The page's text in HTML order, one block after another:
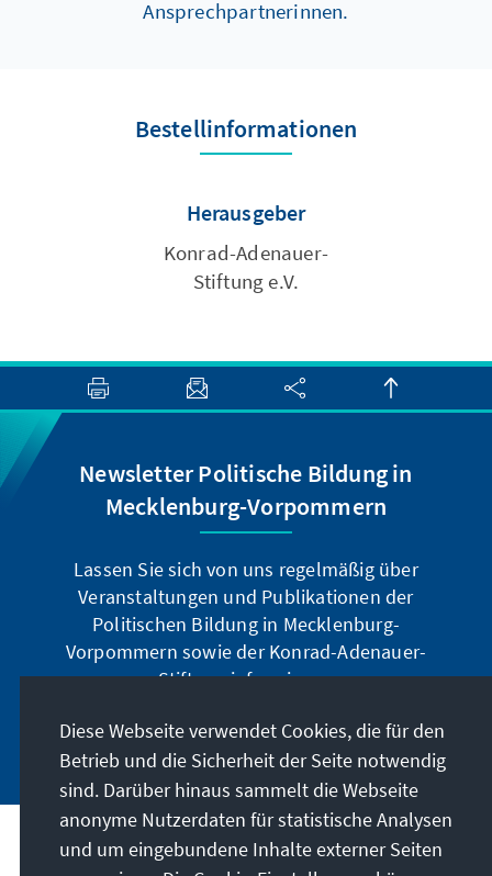
Ansprechpartnerinnen.
Bestellinformationen
Herausgeber
Konrad-Adenauer-
Stiftung e.V.
Newsletter Politische Bildung in
Mecklenburg-Vorpommern
Lassen Sie sich von uns regelmäßig über
Veranstaltungen und Publikationen der
Politischen Bildung in Mecklenburg-
Vorpommern sowie der Konrad-Adenauer-
Stiftung informieren.
Jetzt abonnieren
Anschrift
Diese Webseite verwendet Cookies, die für den
Betrieb und die Sicherheit der Seite notwendig
sind. Darüber hinaus sammelt die Webseite
anonyme Nutzerdaten für statistische Analysen
und um eingebundene Inhalte externer Seiten